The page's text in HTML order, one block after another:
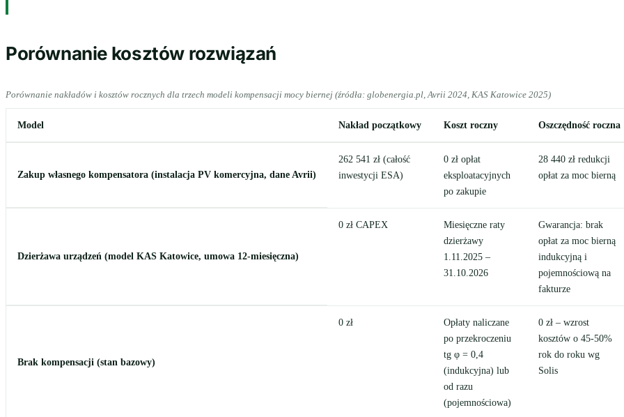
Porównanie kosztów rozwiązań
Porównanie nakładów i kosztów rocznych dla trzech modeli kompensacji mocy biernej (źródła: globenergia.pl, Avrii 2024, KAS Katowice 2025)
Model Nakład początkowy Koszt roczny Oszczędność roczna
Zakup własnego kompensatora (instalacja PV komercyjna, dane Avrii)
262 541 zł (całość
inwestycji ESA)
0 zł opłat
eksploatacyjnych
po zakupie
28 440 zł redukcji
opłat za moc bierną
Dzierżawa urządzeń (model KAS Katowice, umowa 12-miesięczna)
0 zł CAPEX
Miesięczne raty
dzierżawy
1.11.2025 –
31.10.2026
Gwarancja: brak
opłat za moc bierną
indukcyjną i
pojemnościową na
fakturze
Brak kompensacji (stan bazowy)
0 zł
Opłaty naliczane
po przekroczeniu
tg φ = 0,4
(indukcyjna) lub
od razu
(pojemnościowa)
0 zł – wzrost
kosztów o 45-50%
rok do roku wg
Solis